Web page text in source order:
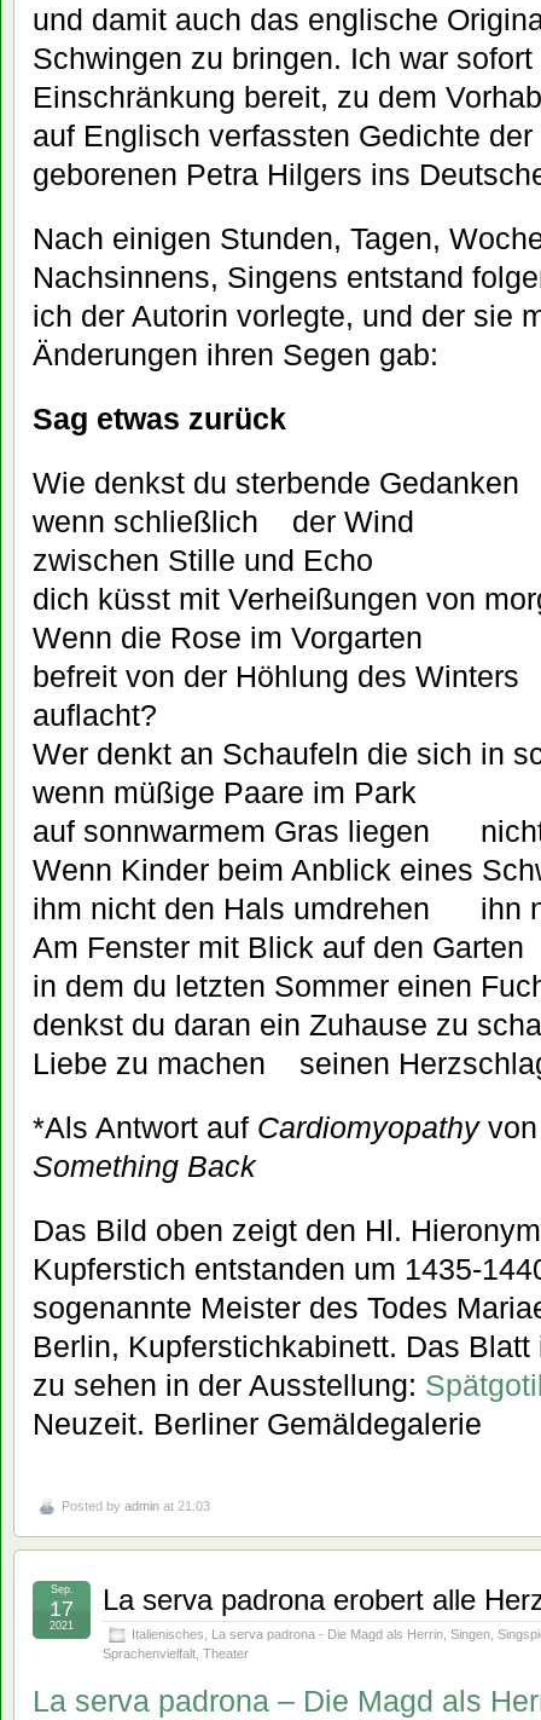
und damit auch das englische
Schwingen zu bringen. Ich war
Einschränkung bereit, zu dem
auf Englisch verfassten Gedichte
geborenen Petra Hilgers ins
Nach einigen Stunden, Tagen,
Nachsinnens, Singens entstand
ich der Autorin vorlegte, und der sie
Änderungen ihren Segen gab:
Sag etwas zurück
Wie denkst du sterbende Gedanken
wenn schließlich der Wind
zwischen Stille und Echo
dich küsst mit Verheißungen von
Wenn die Rose im Vorgarten
befreit von der Höhlung des
auflacht?
Wer denkt an Schaufeln die sich in
wenn müßige Paare im Park
auf sonnwarmem Gras liegen
Wenn Kinder beim Anblick eines
ihm nicht den Hals umdrehen ihn
Am Fenster mit Blick auf den Garten
in dem du letzten Sommer einen
denkst du daran ein Zuhause zu
Liebe zu machen seinen
*Als Antwort auf Cardiomyopathyvon
Something Back
Das Bild oben zeigt den Hl.
Kupferstich entstanden um 1435-
sogenannte Meister des Todes
Berlin, Kupferstichkabinett. Das
zu sehen in der Ausstellung:
Neuzeit. Berliner Gemäldegalerie
Posted by admin at 21:03
La serva padrona erobert alle
Italienisches, La serva padrona - Die Magd als Herrin, Singen,
Sprachenvielfalt, Theater
Sep.
17
2021
La serva padrona – Die Magd als